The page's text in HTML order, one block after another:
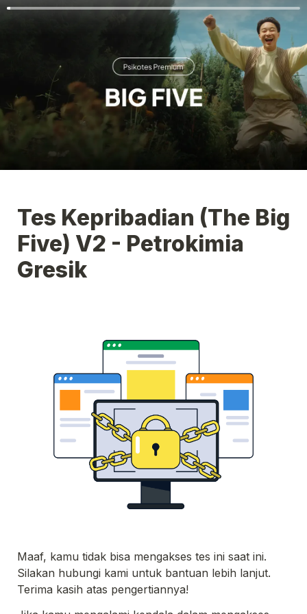
Tes Kepribadian (The Big
Five) V2 - Petrokimia
Gresik
Maaf, kamu tidak bisa mengakses tes ini saat ini.
Silakan hubungi kami untuk bantuan lebih lanjut.
Terima kasih atas pengertiannya!